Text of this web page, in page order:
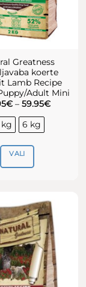
Greatness
koerte
Lamb Recipe
Adult Mini
€ – 59.95€
6 kg
VALI
mitu
varianti.
Valikuid
saab
teha
tootelehel.